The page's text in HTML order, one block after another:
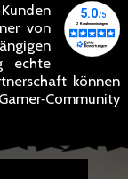
von
echte
können